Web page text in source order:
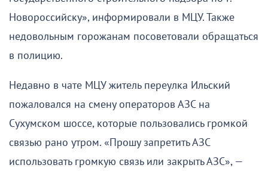
Новороссийску», информировали в МЦУ. Также
недовольным горожанам посоветовали обращаться
в полицию.
Недавно в чате МЦУ житель переулка Ильский
пожаловался на смену операторов АЗС на
Сухумском шоссе, которые пользовались громкой
связью рано утром. «Прошу запретить АЗС
использовать громкую связь или закрыть АЗС», —